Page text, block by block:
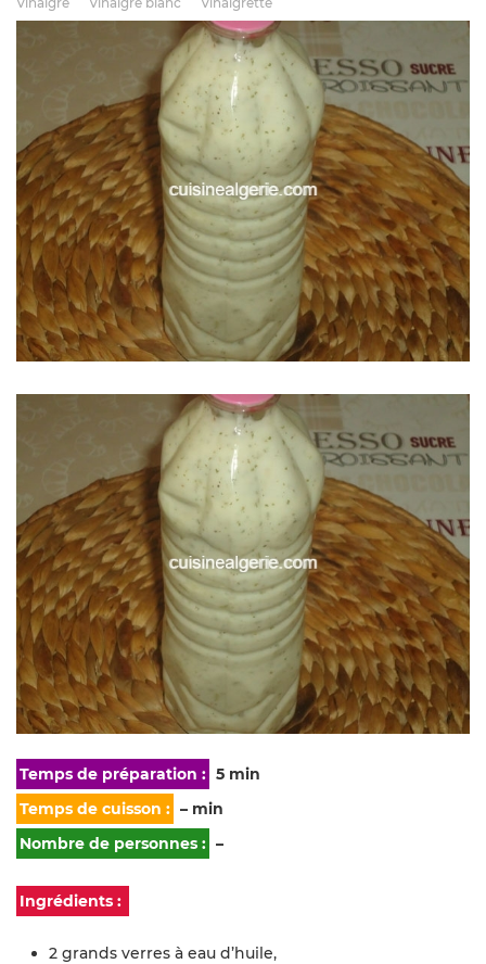
Temps de préparation : 5 min
Temps de cuisson : – min
Nombre de personnes : –
Ingrédients :
2 grands verres à eau d’huile,